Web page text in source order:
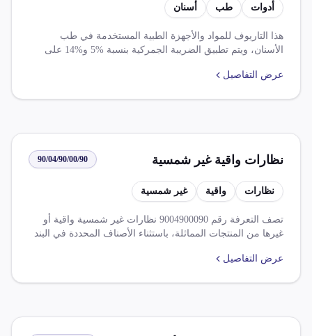
أدوات طب أسنان
هذا التاريوف للمواد والأجهزة الطبية المستخدمة في طب
الأسنان، ويتم تطبيق الضريبة الجمركية بنسبة %5 و%14 على
الجمارك والرسوم ذات الأثر المماثل للأصناف الواردة من دول
عرض التفاصيل
نظارات واقية غير شمسية 90/04/90/00/90
نظارات واقية غير شمسية
تصف التعرفة رقم 9004900090 نظارات غير شمسية واقية أو
غيرها من المنتجات المماثلة، باستثناء الأصناف المحددة في البند
التجارة الحرة.
عرض التفاصيل